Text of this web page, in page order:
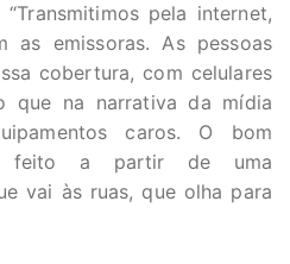
pela internet,
as emissoras. As pessoas
cobertura, com celulares
que na narrativa da mídia
caros. O bom
feito a partir de uma
vai às ruas, que olha para